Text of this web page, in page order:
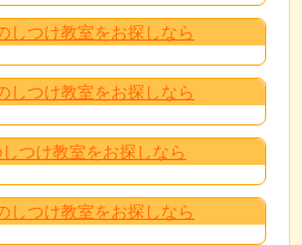
しつけ教室をお探しなら
しつけ教室をお探しなら
つけ教室をお探しなら
しつけ教室をお探しなら